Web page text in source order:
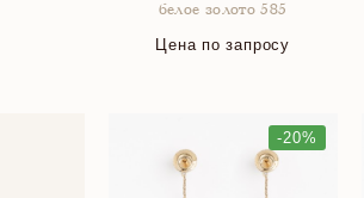
белое золото 585
Цена по запросу
-20%